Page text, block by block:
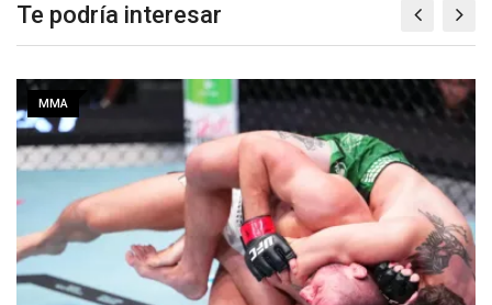
Te podría interesar
MMA